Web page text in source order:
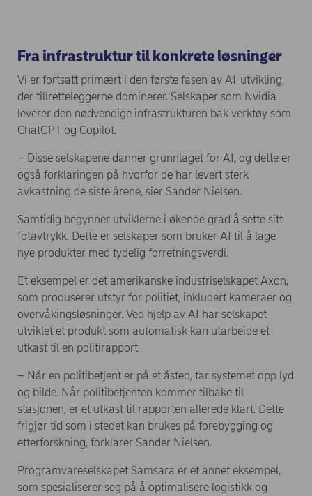
Fra infrastruktur til konkrete løsninger
Vi er fortsatt primært i den første fasen av AI-utvikling,
der tillretteleggerne dominerer. Selskaper som Nvidia
leverer den nødvendige infrastrukturen bak verktøy som
ChatGPT og Copilot.
– Disse selskapene danner grunnlaget for AI, og dette er
også forklaringen på hvorfor de har levert sterk
avkastning de siste årene, sier Sander Nielsen.
Samtidig begynner utviklerne i økende grad å sette sitt
fotavtrykk. Dette er selskaper som bruker AI til å lage
nye produkter med tydelig forretningsverdi.
Et eksempel er det amerikanske industriselskapet Axon,
som produserer utstyr for politiet, inkludert kameraer og
overvåkingsløsninger. Ved hjelp av AI har selskapet
utviklet et produkt som automatisk kan utarbeide et
utkast til en politirapport.
– Når en politibetjent er på et åsted, tar systemet opp lyd
og bilde. Når politibetjenten kommer tilbake til
stasjonen, er et utkast til rapporten allerede klart. Dette
frigjør tid som i stedet kan brukes på forebygging og
etterforskning, forklarer Sander Nielsen.
Programvareselskapet Samsara er et annet eksempel,
som spesialiserer seg på å optimalisere logistikk og